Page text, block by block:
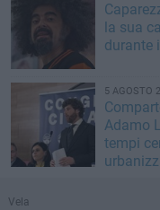
la sua
durante
5 AGOSTO
Adamo
tempi
Vela